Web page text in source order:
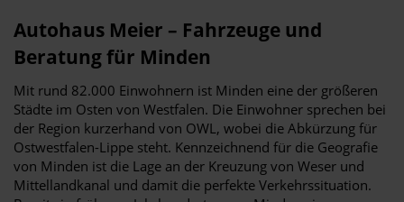
Autohaus Meier – Fahrzeuge und
Beratung für Minden
Mit rund 82.000 Einwohnern ist Minden eine der größeren
Städte im Osten von Westfalen. Die Einwohner sprechen bei
der Region kurzerhand von OWL, wobei die Abkürzung für
Ostwestfalen-Lippe steht. Kennzeichnend für die Geografie
von Minden ist die Lage an der Kreuzung von Weser und
Mittellandkanal und damit die perfekte Verkehrssituation.